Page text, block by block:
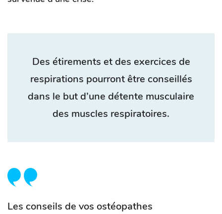
Des étirements et des exercices de
respirations pourront être conseillés
dans le but d’une détente musculaire
des muscles respiratoires.
Les conseils de vos ostéopathes